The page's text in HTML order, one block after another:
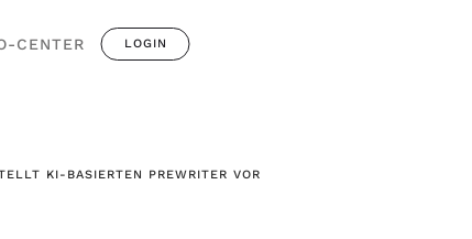
CENTER LOGIN
KI-BASIERTEN PREWRITER VOR